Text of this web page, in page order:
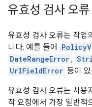
유효성 검사 오류
유효성 검사 오류는 작업
니다. 예를 들어
DateRangeError ,
UrlFieldError 등이
유효성 검사 오류는 사용
작 요청에서 가장 일반적